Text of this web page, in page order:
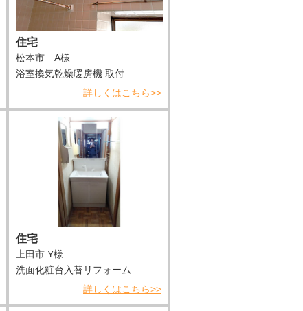
住宅
松本市 A様
浴室換気乾燥暖房機 取付
詳しくはこちら>>
住宅
上田市 Y様
洗面化粧台入替リフォーム
詳しくはこちら>>